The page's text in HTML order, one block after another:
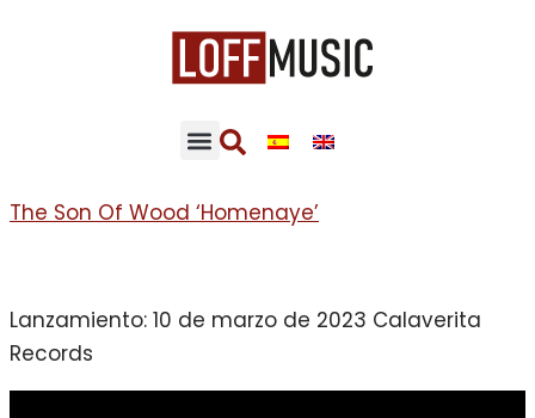
The Son Of Wood ‘Homenaye’
Lanzamiento: 10 de marzo de 2023 Calaverita
Records